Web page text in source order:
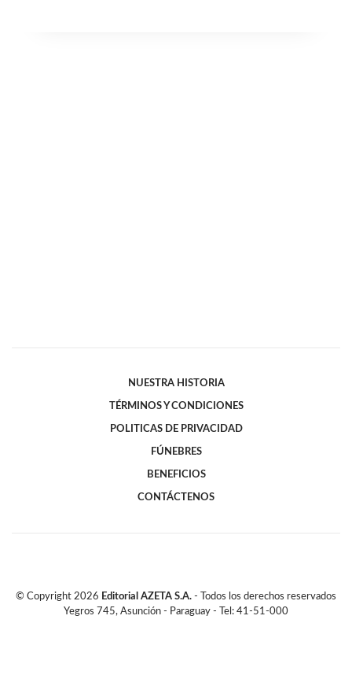
NUESTRA HISTORIA
TÉRMINOS Y CONDICIONES
POLITICAS DE PRIVACIDAD
FÚNEBRES
BENEFICIOS
CONTÁCTENOS
© Copyright 2026 Editorial AZETA S.A. - Todos los derechos reservados
Yegros 745, Asunción - Paraguay - Tel: 41-51-000